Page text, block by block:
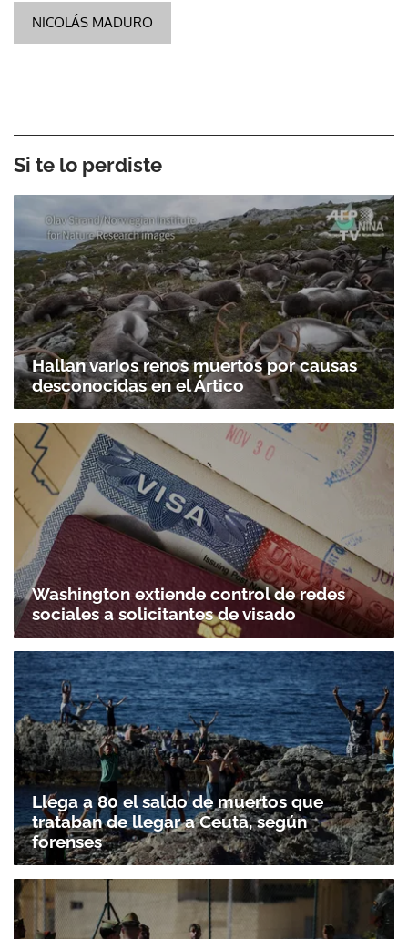
NICOLÁS MADURO
Si te lo perdiste
Hallan varios renos muertos por causas
desconocidas en el Ártico
Washington extiende control de redes
sociales a solicitantes de visado
Llega a 80 el saldo de muertos que
trataban de llegar a Ceuta, según
forenses